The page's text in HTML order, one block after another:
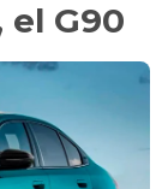
el G90